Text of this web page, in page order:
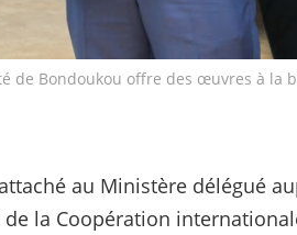
de Bondoukou offre des œuvres à la
au Ministère délégué
la Coopération